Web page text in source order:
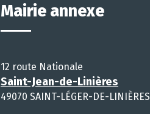
Mairie annexe
12 route Nationale
Saint-Jean-de-Linières
49070 SAINT-LÉGER-DE-LINIÈRES